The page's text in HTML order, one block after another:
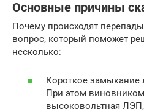
Основные причины
Почему происходят
вопрос, который поможет
несколько:
Короткое замыкание
При этом
высоковольтная